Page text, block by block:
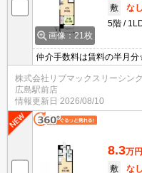
画像：21枚
敷
なし
5階
仲介手数料は賃料の半月
ー付きオートロックで防
ありお買い物も便利☆不在
ス完備☆
株式会社リブマックスリーシン
広島駅前店
情報更新日 2026/08/10
8.3万円
敷
なし